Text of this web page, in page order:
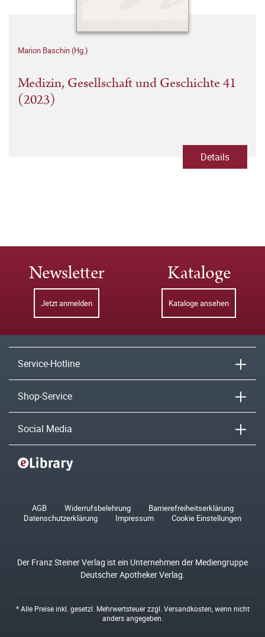
Marion Baschin (Hg.)
Medizin, Gesellschaft und Geschichte 41
(2023)
Details
Newsletter
Jetzt anmelden
Kataloge
Kataloge ansehen
Service-Hotline
Shop-Service
Social Media
AGB Widerrufsbelehrung
Barrierefreiheitserklärung
Datenschutzerklärung
Impressum Cookie Einstellungen
Der Franz Steiner Verlag ist ein Unternehmen der Mediengruppe
Deutscher Apotheker Verlag.
* Alle Preise inkl. gesetzl. Mehrwertsteuer zzgl. Versandkosten , wenn nicht
anders angegeben.